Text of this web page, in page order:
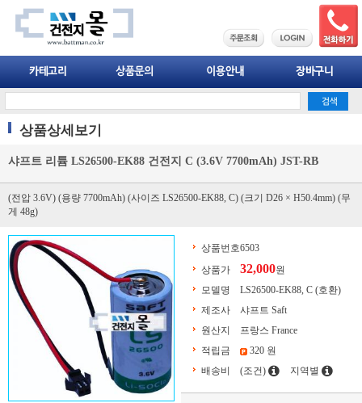
상품상세보기
샤프트 리튬 LS26500-EK88 건전지 C (3.6V 7700mAh) JST-RB
(전압 3.6V) (용량 7700mAh) (사이즈 LS26500-EK88, C) (크기 D26 × H50.4mm) (무
게 48g)
상품번호6503
상품가
32,000원
모델명
LS26500-EK88, C (호환)
제조사
샤프트 Saft
원산지
프랑스 France
적립금
320 원
배송비
(조건) 지역별